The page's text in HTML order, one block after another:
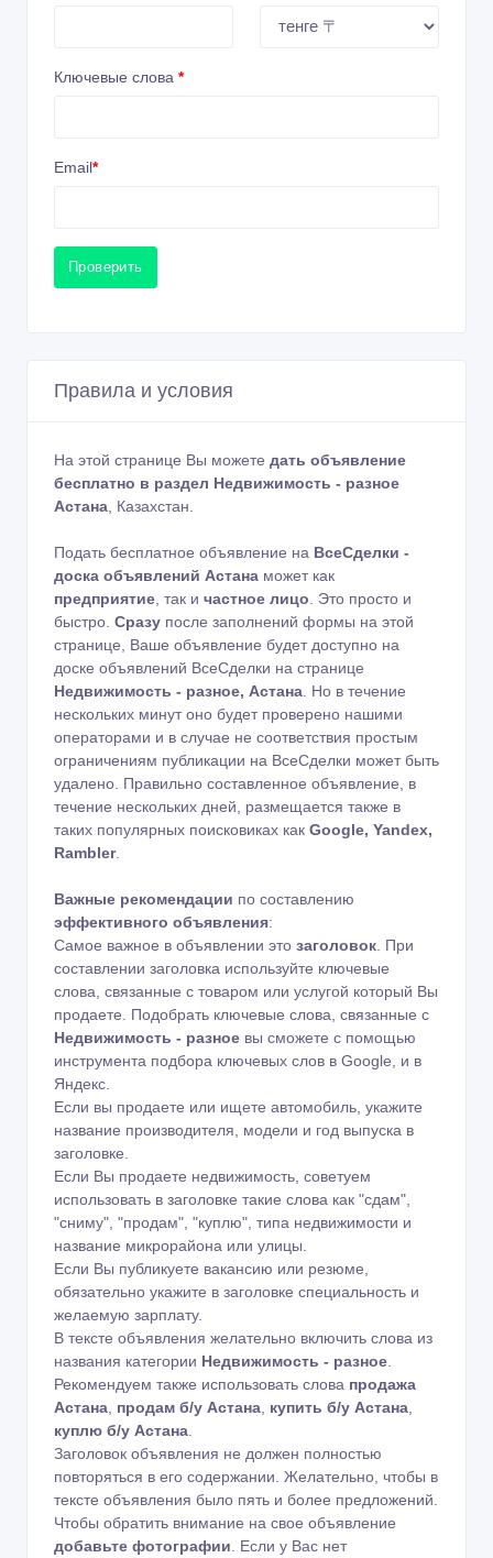
Ключевые слова *
Email*
Проверить
Правила и условия
На этой странице Вы можете дать объявление
бесплатно в раздел Недвижимость - разное
Астана , Казахстан.
Подать бесплатное объявление на ВсеСделки -
доска объявлений Астана может как
предприятие , так и частное лицо . Это просто и
быстро. Сразу после заполнений формы на этой
странице, Ваше объявление будет доступно на
доске объявлений ВсеСделки на странице
Недвижимость - разное, Астана . Но в течение
нескольких минут оно будет проверено нашими
операторами и в случае не соответствия простым
ограничениям публикации на ВсеСделки может быть
удалено. Правильно составленное объявление, в
течение нескольких дней, размещается также в
таких популярных поисковиках как Google, Yandex,
Rambler.
Важные рекомендации по составлению
эффективного объявления:
Самое важное в объявлении это заголовок . При
составлении заголовка используйте ключевые
слова, связанные с товаром или услугой который Вы
продаете. Подобрать ключевые слова, связанные с
Недвижимость - разное вы сможете с помощью
инструмента подбора ключевых слов в Google
и в
Яндекс
Если вы продаете или ищете автомобиль, укажите
название производителя, модели и год выпуска в
заголовке.
Если Вы продаете недвижимость, советуем
использовать в заголовке такие слова как "сдам",
"сниму", "продам", "куплю", типа недвижимости и
название микрорайона или улицы.
Если Вы публикуете вакансию или резюме,
обязательно укажите в заголовке специальность и
желаемую зарплату.
В тексте объявления желательно включить слова из
названия категории Недвижимость - разное
Рекомендуем также использовать слова продажа
Астана продам б/у Астана купить б/у Астана
куплю б/у Астана
Заголовок объявления не должен полностью
повторяться в его содержании. Желательно, чтобы в
тексте объявления было пять и более предложений.
Чтобы обратить внимание на свое объявление
добавьте фотографии . Если у Вас нет